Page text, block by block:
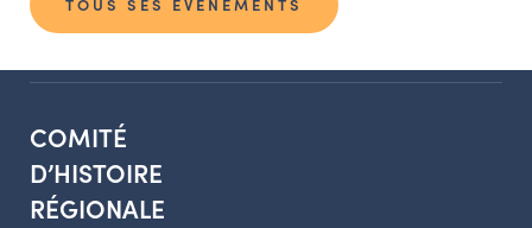
COMITÉ
D’HISTOIRE
RÉGIONALE